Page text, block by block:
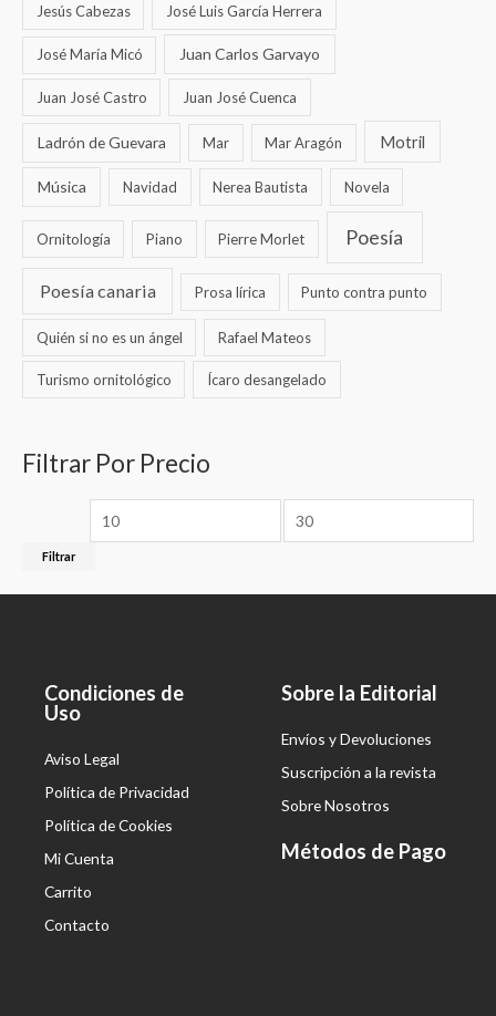
Jesús Cabezas José Luis García Herrera
José María Micó Juan Carlos Garvayo
Juan José Castro Juan José Cuenca
Ladrón de Guevara Mar Mar Aragón Motril
Música Navidad Nerea Bautista Novela
Ornitología Piano Pierre Morlet Poesía
Poesía canaria Prosa lírica Punto contra punto
Quién si no es un ángel Rafael Mateos
Turismo ornitológico Ícaro desangelado
Filtrar Por Precio
Filtrar
Condiciones de
Uso
Aviso Legal
Política de Privacidad
Política de Cookies
Mi Cuenta
Carrito
Contacto
Sobre la Editorial
Envíos y Devoluciones
Suscripción a la revista
Sobre Nosotros
Métodos de Pago